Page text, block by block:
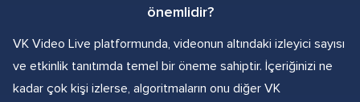
önemlidir?
VK Video Live platformunda, videonun altındaki izleyici sayısı
ve etkinlik tanıtımda temel bir öneme sahiptir. İçeriğinizi ne
kadar çok kişi izlerse, algoritmaların onu diğer VK